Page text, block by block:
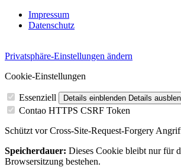
Impressum
Datenschutz
Privatsphäre-Einstellungen ändern
Cookie-Einstellungen
Essenziell Details einblenden Details
Contao HTTPS CSRF Token
Schützt vor Cross-Site-Request-Forgery
Speicherdauer: Dieses Cookie bleibt nur für
Browsersitzung bestehen.